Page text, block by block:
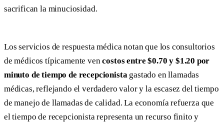
sacrifican la minuciosidad.
Los servicios de respuesta médica notan que los consultorios
de médicos típicamente vencostos entre $0.70 y $1.20 por
minuto de tiempo de recepcionistagastado en llamadas
médicas, reflejando el verdadero valor y la escasez del tiempo
de manejo de llamadas de calidad. La economía refuerza que
el tiempo de recepcionista representa un recurso finito y